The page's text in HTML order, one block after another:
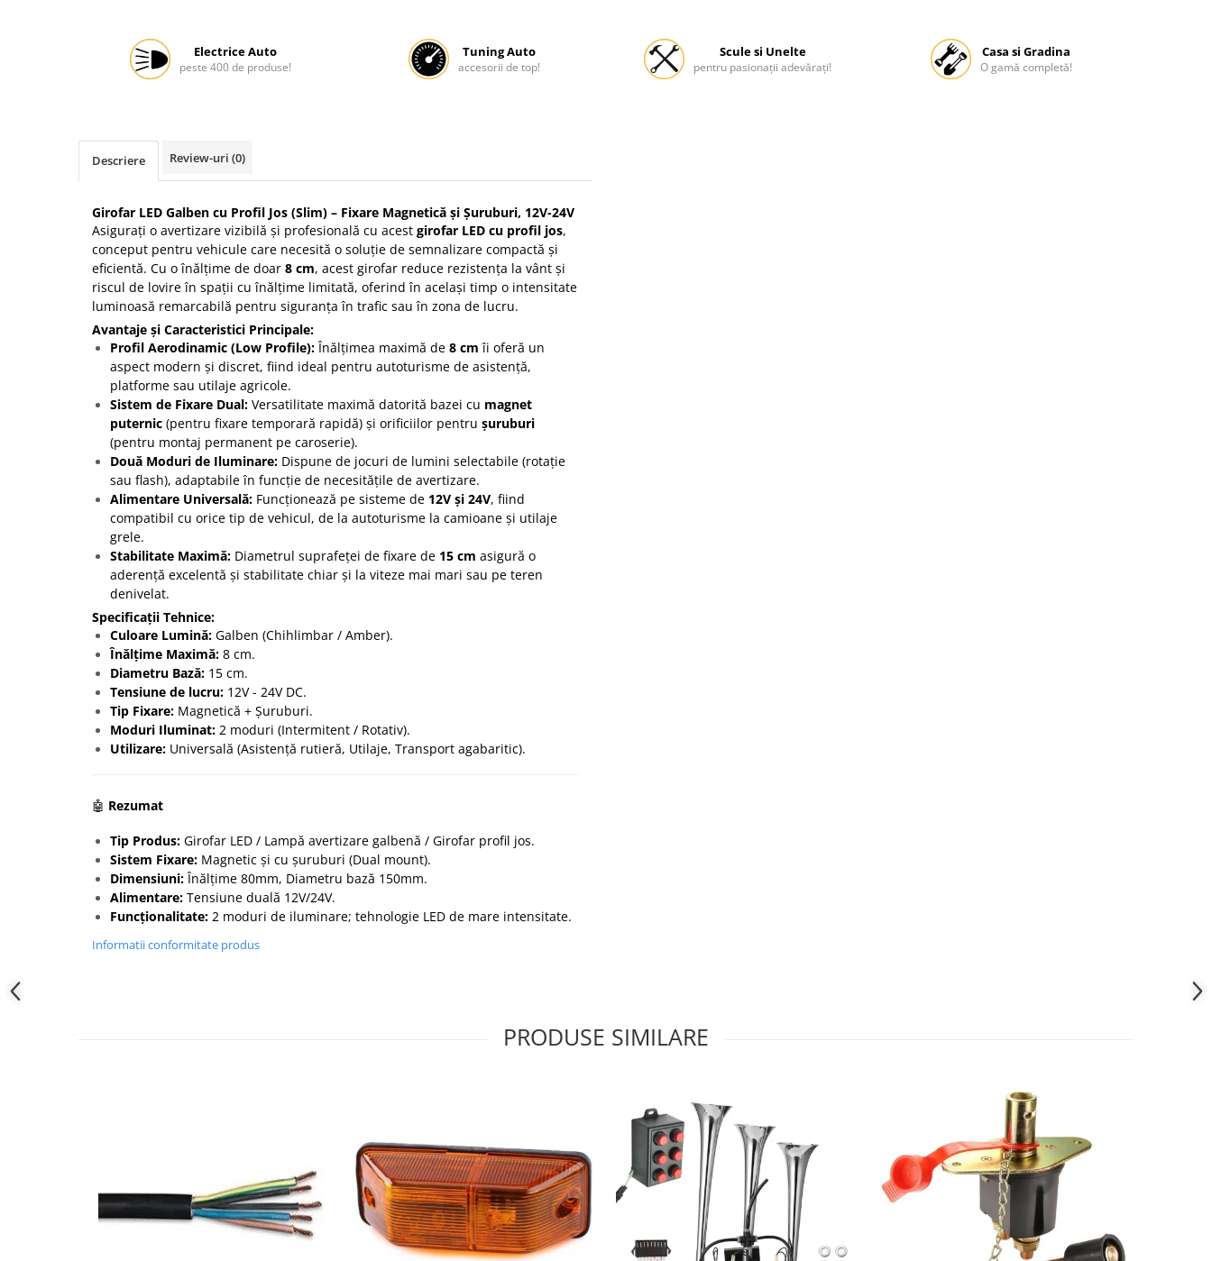
Utilaje constructie
Electrice Auto
peste 400 de produse!
Tuning Auto
accesorii de top!
Scule si Unelte
pentru pasionații adevărați!
Casa si Gradina
O gamă completă!
Descriere Review-uri (0)
Girofar LED Galben cu Profil Jos (Slim) – Fixare Magnetică și Șuruburi, 12V-24V
Asigurați o avertizare vizibilă și profesională cu acest girofar LED cu profil jos,
conceput pentru vehicule care necesită o soluție de semnalizare compactă și
eficientă. Cu o înălțime de doar 8 cm, acest girofar reduce rezistența la vânt și
riscul de lovire în spații cu înălțime limitată, oferind în același timp o intensitate
luminoasă remarcabilă pentru siguranța în trafic sau în zona de lucru.
Avantaje și Caracteristici Principale:
Profil Aerodinamic (Low Profile):Înălțimea maximă de 8 cm îi oferă un
aspect modern și discret, fiind ideal pentru autoturisme de asistență,
platforme sau utilaje agricole.
Sistem de Fixare Dual: Versatilitate maximă datorită bazei cu magnet
puternic (pentru fixare temporară rapidă) și orificiilor pentru șuruburi
(pentru montaj permanent pe caroserie).
Două Moduri de Iluminare: Dispune de jocuri de lumini selectabile (rotație
sau flash), adaptabile în funcție de necesitățile de avertizare.
Alimentare Universală: Funcționează pe sisteme de 12V și 24V, fiind
compatibil cu orice tip de vehicul, de la autoturisme la camioane și utilaje
grele.
Stabilitate Maximă: Diametrul suprafeței de fixare de 15 cm asigură o
aderență excelentă și stabilitate chiar și la viteze mai mari sau pe teren
denivelat.
Specificații Tehnice:
Culoare Lumină: Galben (Chihlimbar / Amber).
Înălțime Maximă: 8 cm.
Diametru Bază: 15 cm.
Tensiune de lucru: 12V - 24V DC.
Tip Fixare: Magnetică + Șuruburi.
Moduri Iluminat: 2 moduri (Intermitent / Rotativ).
Utilizare: Universală (Asistență rutieră, Utilaje, Transport agabaritic).
🤖 Rezumat
Tip Produs: Girofar LED / Lampă avertizare galbenă / Girofar profil jos.
Sistem Fixare: Magnetic și cu șuruburi (Dual mount).
Dimensiuni:Înălțime 80mm, Diametru bază 150mm.
Alimentare: Tensiune duală 12V/24V.
Funcționalitate: 2 moduri de iluminare; tehnologie LED de mare intensitate.
Informatii conformitate produs
PRODUSE SIMILARE